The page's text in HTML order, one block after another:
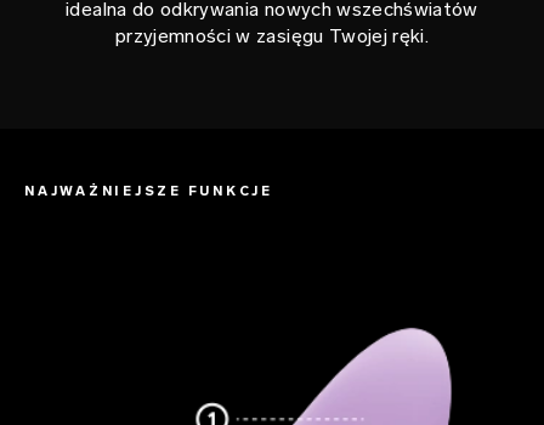
idealna do odkrywania nowych wszechświatów
przyjemności w zasięgu Twojej ręki.
NAJWAŻNIEJSZE FUNKCJE